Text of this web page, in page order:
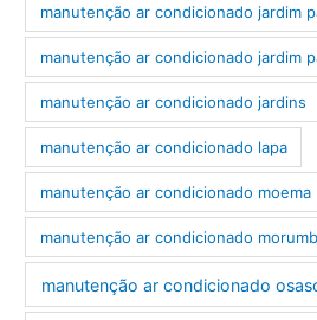
manutenção ar condicionado jardim
manutenção ar condicionado jardim
manutenção ar condicionado jardins
manutenção ar condicionado lapa
manutenção ar condicionado moema
manutenção ar condicionado
manutenção ar condicionado